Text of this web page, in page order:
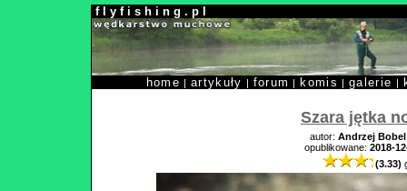
f l y f i s h i n g . p l
home |artykuły | forum | komis |galerie |
Szara jętka
autor: Andrzej Bobel
opublikowane: 2018-
(3.33)